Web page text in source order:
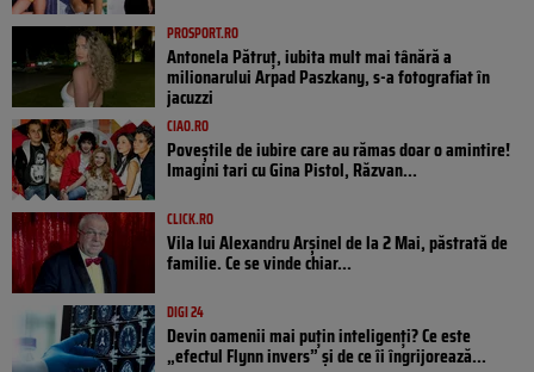
PROSPORT.RO
Antonela Pătruț, iubita mult mai tânără a
milionarului Arpad Paszkany, s-a fotografiat în
jacuzzi
CIAO.RO
Poveştile de iubire care au rămas doar o amintire!
Imagini tari cu Gina Pistol, Răzvan...
CLICK.RO
Vila lui Alexandru Arșinel de la 2 Mai, păstrată de
familie. Ce se vinde chiar...
DIGI 24
Devin oamenii mai puțin inteligenți? Ce este
„efectul Flynn invers” și de ce îi îngrijorează...